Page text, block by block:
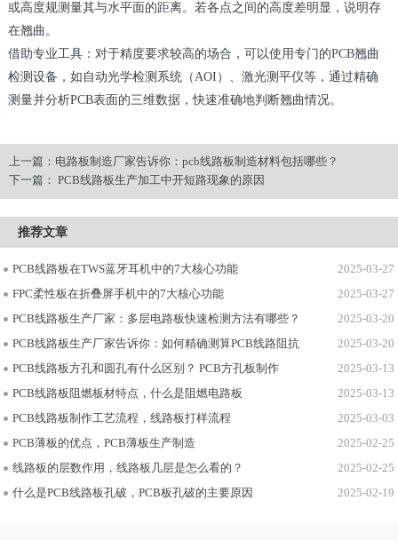
或高度规测量其与水平面的距离。若各点之间的高度差明显，说明存
在翘曲。
借助专业工具：对于精度要求较高的场合，可以使用专门的PCB翘曲
检测设备，如自动光学检测系统（AOI）、激光测平仪等，通过精确
测量并分析PCB表面的三维数据，快速准确地判断翘曲情况。
上一篇： 电路板制造厂家告诉你：pcb线路板制造材料包括哪些？
下一篇： PCB线路板生产加工中开短路现象的原因
推荐文章
2025-03-27
PCB线路板在TWS蓝牙耳机中的7大核心功能
2025-03-27
FPC柔性板在折叠屏手机中的7大核心功能
2025-03-20
PCB线路板生产厂家：多层电路板快速检测方法有哪些？
2025-03-20
PCB线路板生产厂家告诉你：如何精确测算PCB线路阻抗
2025-03-13
PCB线路板方孔和圆孔有什么区别？ PCB方孔板制作
2025-03-13
PCB线路板阻燃板材特点，什么是阻燃电路板
2025-03-03
PCB线路板制作工艺流程，线路板打样流程
2025-02-25
PCB薄板的优点，PCB薄板生产制造
2025-02-25
线路板的层数作用，线路板几层是怎么看的？
2025-02-19
什么是PCB线路板孔破，PCB板孔破的主要原因